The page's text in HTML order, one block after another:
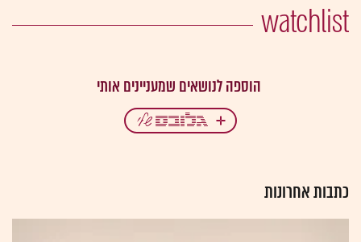
watchlist
כתבות אחרונות